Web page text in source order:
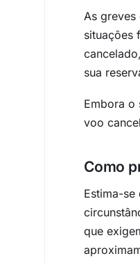
As greves
situações
sua
Embora o
voo
Como
Estima-
que